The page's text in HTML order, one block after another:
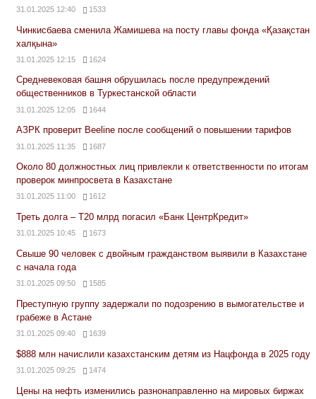
31.01.2025 12:40 1533
Чинкисбаева сменила Жамишева на посту главы фонда «Қазақстан
халқына»
31.01.2025 12:15 1624
Средневековая башня обрушилась после предупреждений
общественников в Туркестанской области
31.01.2025 12:05 1644
АЗРК проверит Beeline после сообщений о повышении тарифов
31.01.2025 11:35 1687
Около 80 должностных лиц привлекли к ответственности по итогам
проверок минпросвета в Казахстане
31.01.2025 11:00 1612
Треть долга – Т20 млрд погасил «Банк ЦентрКредит»
31.01.2025 10:45 1673
Свыше 90 человек с двойным гражданством выявили в Казахстане
с начала года
31.01.2025 09:50 1585
Преступную группу задержали по подозрению в вымогательстве и
грабеже в Астане
31.01.2025 09:40 1639
$888 млн начислили казахстанским детям из Нацфонда в 2025 году
31.01.2025 09:25 1474
Цены на нефть изменились разнонаправленно на мировых биржах